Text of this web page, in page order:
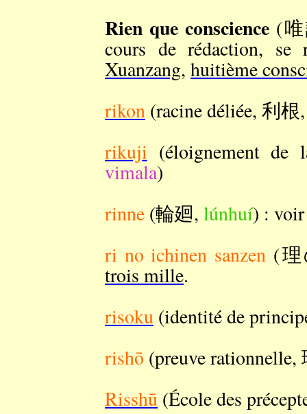
Rien que conscience (
cours de rédaction,
Xuanzang, huitième
rikon (racine déliée, 利
rikuji (éloignement
vimala)
rinne (輪廻, lúnhuí) :
ri no ichinen sanzen (
trois mille.
risoku (identité de
rishō (preuve
Risshū (École des